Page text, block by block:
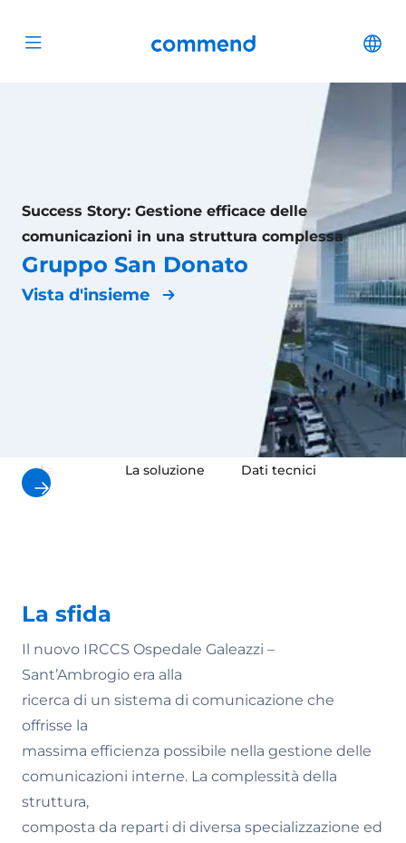
Open menu Commend
Success Story: Gestione efficace delle
comunicazioni in una struttura complessa
Gruppo San Donato
Vista d'insieme
La sfida La soluzione Dati tecnici
La sfida
Il nuovo IRCCS Ospedale Galeazzi –
Sant’Ambrogio era alla
ricerca di un sistema di comunicazione che
offrisse la
massima efficienza possibile nella gestione delle
comunicazioni interne. La complessità della
struttura,
composta da reparti di diversa specializzazione ed